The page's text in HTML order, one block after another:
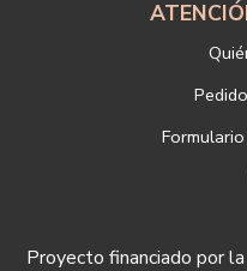
Proyecto financiado por